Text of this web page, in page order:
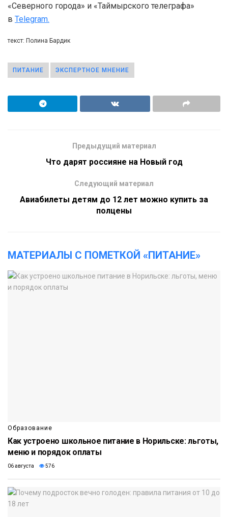
«Северного города» и «Таймырского телеграфа»
в Telegram.
текст: Полина Бардик
ПИТАНИЕ ЭКСПЕРТНОЕ МНЕНИЕ
Предыдущий материал
Что дарят россияне на Новый год
Следующий материал
Авиабилеты детям до 12 лет можно купить за
полцены
МАТЕРИАЛЫ С ПОМЕТКОЙ «ПИТАНИЕ»
Образование
Как устроено школьное питание в Норильске: льготы,
меню и порядок оплаты
06 августа 576